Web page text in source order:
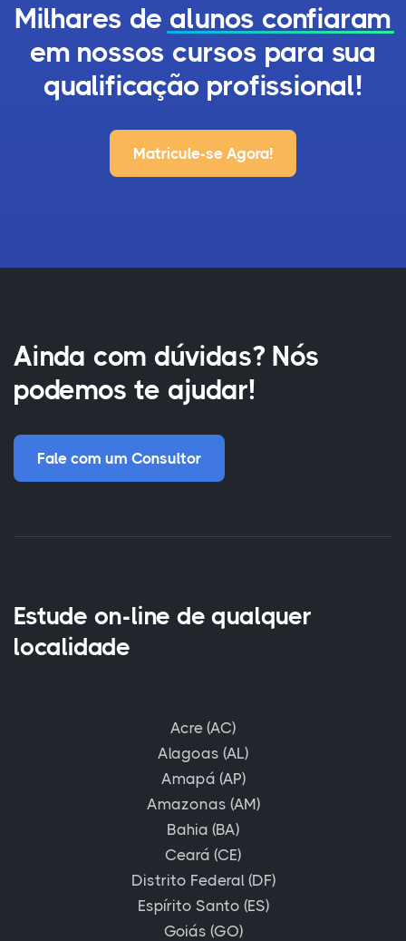
Milhares de alunos confiaram
em nossos cursos para sua
qualificação profissional!
Matricule-se Agora!
Ainda com dúvidas? Nós
podemos te ajudar!
Fale com um Consultor
Estude on-line de qualquer
localidade
Acre (AC)
Alagoas (AL)
Amapá (AP)
Amazonas (AM)
Bahia (BA)
Ceará (CE)
Distrito Federal (DF)
Espírito Santo (ES)
Goiás (GO)